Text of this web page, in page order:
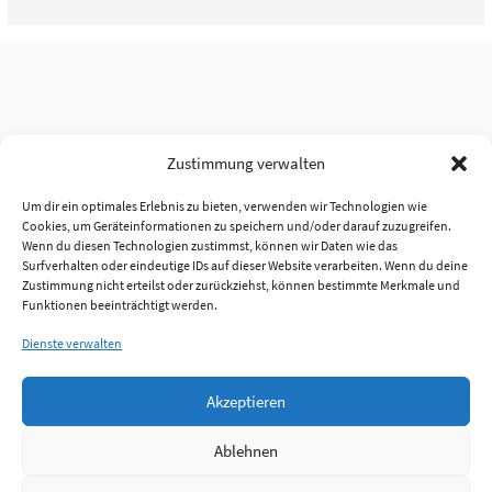
Zustimmung verwalten
Um dir ein optimales Erlebnis zu bieten, verwenden wir Technologien wie
Cookies, um Geräteinformationen zu speichern und/oder darauf zuzugreifen.
Wenn du diesen Technologien zustimmst, können wir Daten wie das
Surfverhalten oder eindeutige IDs auf dieser Website verarbeiten. Wenn du deine
Zustimmung nicht erteilst oder zurückziehst, können bestimmte Merkmale und
Funktionen beeinträchtigt werden.
Dienste verwalten
Akzeptieren
Ablehnen